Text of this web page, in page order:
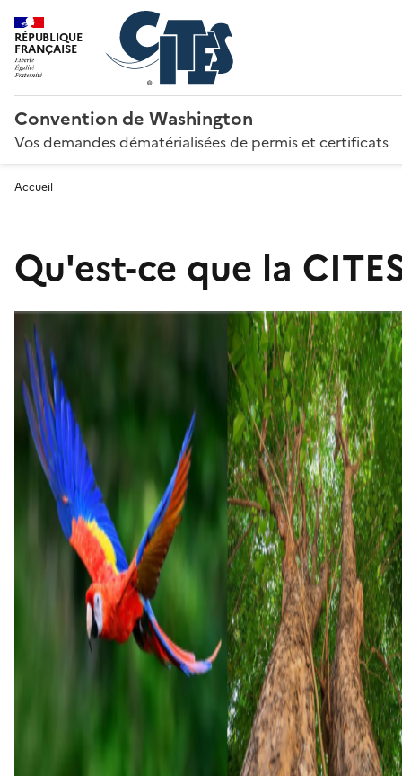
RÉPUBLIQUE
FRANÇAISE
Convention de Washington
Vos demandes dématérialisées de permis et certificats
Accueil
Qu'est-ce que la